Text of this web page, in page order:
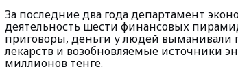
За последние два года департамент
деятельность шести финансовых
приговоры, деньги у людей
лекарств и возобновляемые источники
миллионов тенге.